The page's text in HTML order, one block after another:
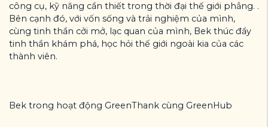
công cụ, kỹ năng cần thiết trong thời đại thế giới phẳng. .
Bên cạnh đó, với vốn sống và trải nghiệm của mình,
cùng tinh thần cởi mở, lạc quan của mình, Bek thúc đẩy
tinh thần khám phá, học hỏi thế giới ngoài kia của các
thành viên.
Bek trong hoạt động GreenThank cùng GreenHub